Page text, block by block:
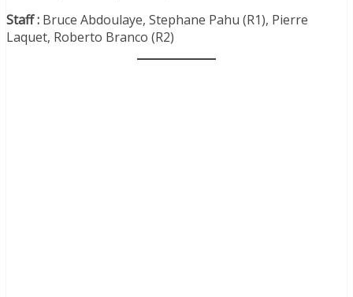
Staff : Bruce Abdoulaye, Stephane Pahu (R1), Pierre
Laquet, Roberto Branco (R2)